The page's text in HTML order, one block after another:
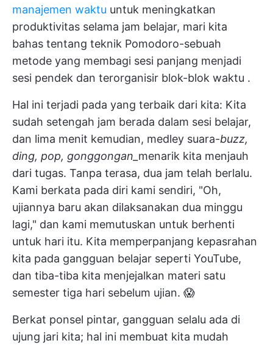
manajemen waktu untuk meningkatkan
produktivitas selama jam belajar, mari kita
bahas tentang teknik Pomodoro-sebuah
metode yang membagi sesi panjang menjadi
sesi pendek dan terorganisir blok-blok waktu .
Hal ini terjadi pada yang terbaik dari kita: Kita
sudah setengah jam berada dalam sesi belajar,
dan lima menit kemudian, medley suara-buzz,
ding, pop, gonggongan_ menarik kita menjauh
dari tugas. Tanpa terasa, dua jam telah berlalu.
Kami berkata pada diri kami sendiri, "Oh,
ujiannya baru akan dilaksanakan dua minggu
lagi," dan kami memutuskan untuk berhenti
untuk hari itu. Kita memperpanjang kepasrahan
kita pada gangguan belajar seperti YouTube,
dan tiba-tiba kita menjejalkan materi satu
semester tiga hari sebelum ujian. 😱
Berkat ponsel pintar, gangguan selalu ada di
ujung jari kita; hal ini membuat kita mudah